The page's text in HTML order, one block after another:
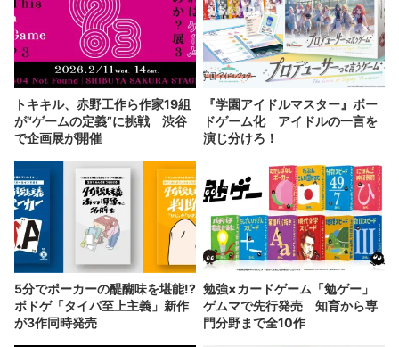
トキキル、赤野工作ら作家19組
が“ゲームの定義”に挑戦 渋谷
で企画展が開催
『学園アイドルマスター』ボー
ドゲーム化 アイドルの一言を
演じ分けろ！
5分でポーカーの醍醐味を堪能!?
ボドゲ「タイパ至上主義」新作
が3作同時発売
勉強×カードゲーム「勉ゲー」
ゲムマで先行発売 知育から専
門分野まで全10作